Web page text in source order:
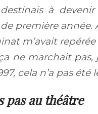
à
première
m’avait
ne marchait pas,
cela n’a pas été
pas au théâtre